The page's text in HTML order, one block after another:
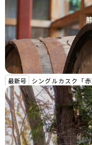
最新号 シングルカスク「